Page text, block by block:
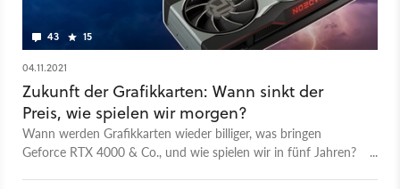
43 15
04.11.2021
Zukunft der Grafikkarten: Wann sinkt der
Preis, wie spielen wir morgen?
Wann werden Grafikkarten wieder billiger, was bringen
Geforce RTX 4000 & Co., und wie spielen wir in fünf Jahren?